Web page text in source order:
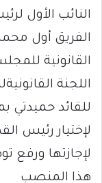
النائب الأول
الفريق أول
القانونية
اللجنة
للقائد
لإختيار رئيس
لإجازتها ورفع
هذا المنصب